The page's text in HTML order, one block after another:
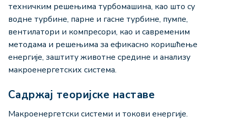
техничким решењима турбомашина, као што су
водне турбине, парне и гасне турбине, пумпе,
вентилатори и компресори, као и савременим
методама и решењима за ефикасно коришћење
енергије, заштиту животне средине и анализу
макроенергетских система.
Садржај теоријске наставе
Макроенергетски системи и токови енергије.